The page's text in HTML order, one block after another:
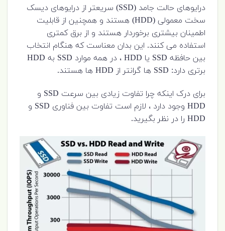
درایوهای حالت جامد (SSD) سریعتر از درایوهای دیسک
سخت معمولی (HDD) هستند و همچنین از قابلیت
اطمینان بیشتری برخوردار هستند و از برق کمتری
استفاده می کنند. این بدان معناست که هنگام انتخاب
بین حافظه SSD یا HDD ، در همه موارد SSD به HDD
برتری دارد: SSD ها گرانتر از HDD ها هستند.
برای درک اینکه چرا تفاوت زیادی بین سرعت SSD و
HDD وجود دارد ، لازم است تفاوت بین فناوری SSD و
HDD را در نظر بگیرید.